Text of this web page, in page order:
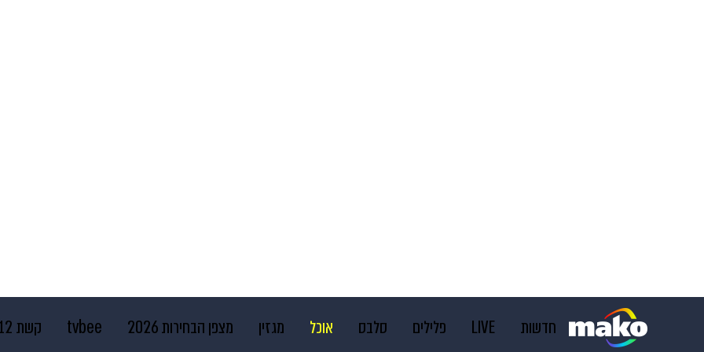
חדשות LIVE פלילים סלבס אוכל מגזין מצפן הבחירות 2026 tvbee קשת 12